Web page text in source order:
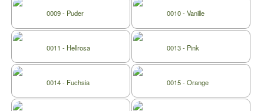
0009 - Puder 0010 - Vanille
0011 - Hellrosa 0013 - Pink
0014 - Fuchsia 0015 - Orange